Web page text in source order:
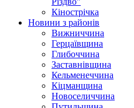
Кінострічка
Новини з районів
Вижниччина
Герцаївщина
Глибоччина
Заставнівщина
Кельменеччина
Кіцманщина
Новоселиччина